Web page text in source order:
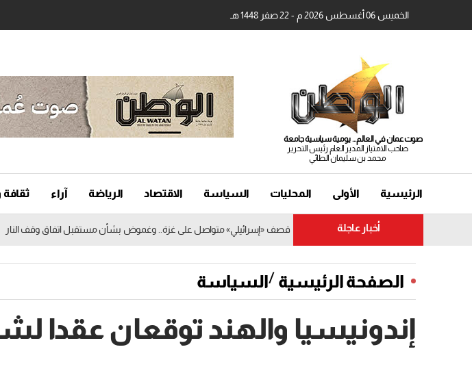
الخميس 06 أغسطس 2026 م - 22 صفر 1448 هـ
صوت عمان في العالم... يومية سياسية جامعة
صاحب الامتياز المدير العام رئيس التحرير
محمد بن سليمان الطائي
الرئيسية الأولى المحليات السياسة الاقتصاد الرياضة آراء
أخبار عاجلة قصف «إسرائيلي» متواصل على غزة.. وغموض بشأن مستقبل اتفاق وقف النار
الصفحة الرئيسية /السياسة
إندونيسيا والهند توقعان عقدا